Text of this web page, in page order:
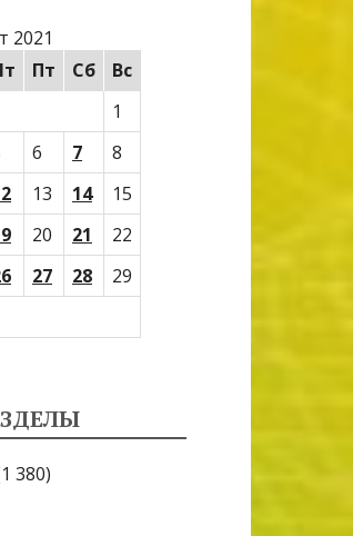
2021
Пт Сб
Вс
1
6 7
8
13 14
15
20 21
22
27 28
29
380)